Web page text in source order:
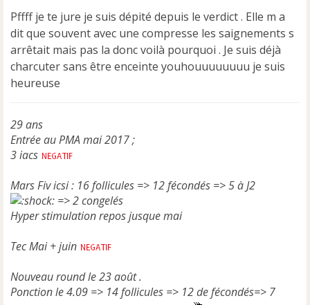
s
a
g
e
n
o
n
Pffff je te jure je suis dépité depuis le verdict . Elle m a
dit que souvent avec une compresse les saignements s
arrêtait mais pas la donc voilà pourquoi . Je suis déjà
charcuter sans être enceinte youhouuuuuuuu je suis
heureuse
29 ans
Entrée au PMA mai 2017 ;
3 iacs
Mars Fiv icsi : 16 follicules => 12 fécondés => 5 à J2
=> 2 congelés
Hyper stimulation repos jusque mai
Tec Mai + juin
Nouveau round le 23 août .
Ponction le 4.09 => 14 follicules => 12 de fécondés=> 7